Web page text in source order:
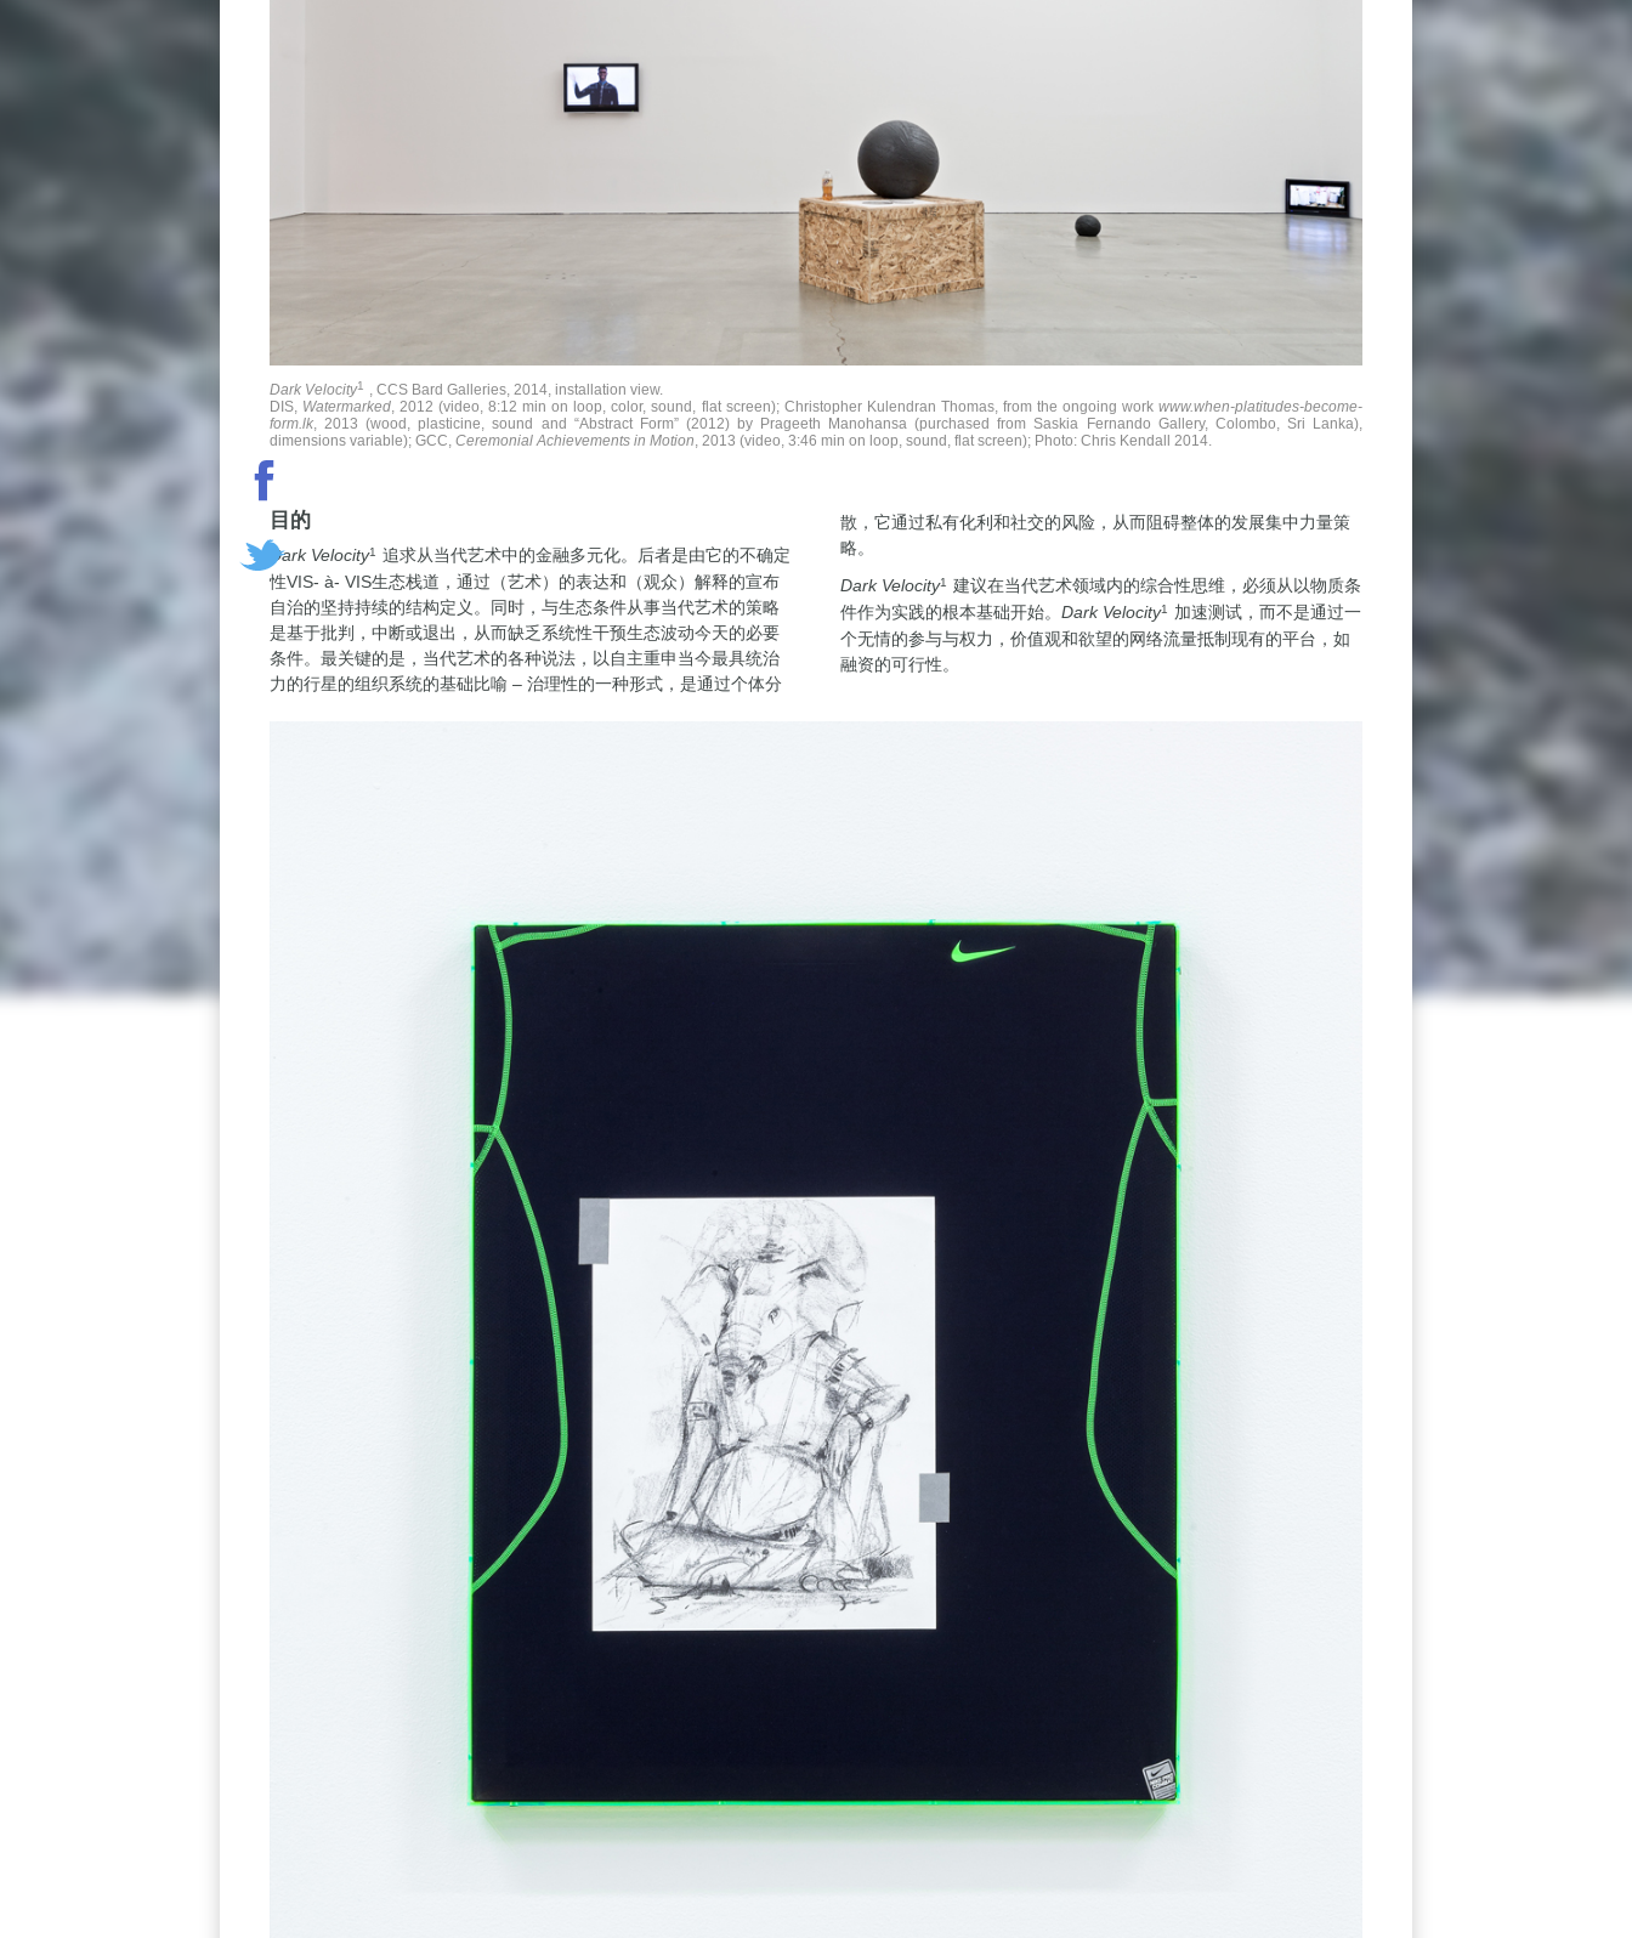
Dark Velocity1 , CCS Bard Galleries, 2014, installation view.
DIS, Watermarked, 2012 (video, 8:12 min on loop, color, sound, flat screen); Christopher Kulendran Thomas, from the ongoing workwww.when-platitudes-become-
form.lk, 2013 (wood, plasticine, sound and “Abstract Form” (2012) by Prageeth Manohansa (purchased from Saskia Fernando Gallery, Colombo, Sri Lanka),
dimensions variable); GCC, Ceremonial Achievements in Motion, 2013 (video, 3:46 min on loop, sound, flat screen); Photo: Chris Kendall 2014.
目的
Dark Velocity1 追求从当代艺术中的金融多元化。后者是由它的不确定
性VIS- à- VIS生态栈道，通过（艺术）的表达和（观众）解释的宣布
自治的坚持持续的结构定义。同时，与生态条件从事当代艺术的策略
是基于批判，中断或退出，从而缺乏系统性干预生态波动今天的必要
条件。最关键的是，当代艺术的各种说法，以自主重申当今最具统治
力的行星的组织系统的基础比喻 – 治理性的一种形式，是通过个体分
散，它通过私有化利和社交的风险，从而阻碍整体的发展集中力量策
略。
Dark Velocity1 建议在当代艺术领域内的综合性思维，必须从以物质条
件作为实践的根本基础开始。 Dark Velocity1
加速测试，而不是通过一
个无情的参与与权力，价值观和欲望的网络流量抵制现有的平台，如
融资的可行性。